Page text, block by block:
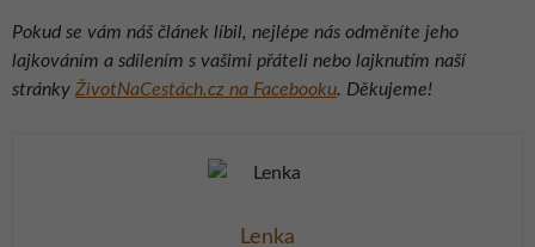
Pokud se vám náš článek líbil, nejlépe nás odměníte jeho
lajkováním a sdílením s vašimi přáteli nebo lajknutím naší
stránky ŽivotNaCestách.cz na Facebooku. Děkujeme!
Lenka